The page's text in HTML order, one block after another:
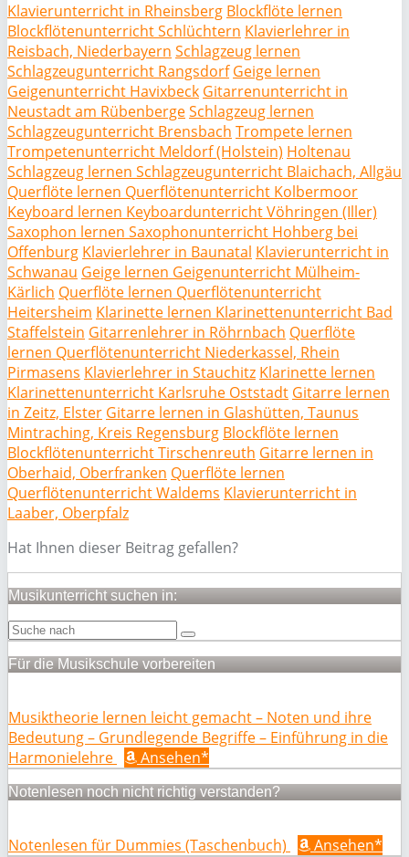
Klavierunterricht in Rheinsberg Blockflöte lernen
Blockflötenunterricht Schlüchtern Klavierlehrer in
Reisbach, Niederbayern Schlagzeug lernen
Schlagzeugunterricht Rangsdorf Geige lernen
Geigenunterricht Havixbeck Gitarrenunterricht in
Neustadt am RübenbergeSchlagzeug lernen
Schlagzeugunterricht Brensbach Trompete lernen
Trompetenunterricht Meldorf (Holstein) Holtenau
Schlagzeug lernen Schlagzeugunterricht Blaichach, Allgäu
Querflöte lernen Querflötenunterricht Kolbermoor
Keyboard lernen Keyboardunterricht Vöhringen (Iller)
Saxophon lernen Saxophonunterricht Hohberg bei
Offenburg Klavierlehrer in Baunatal Klavierunterricht in
Schwanau Geige lernen Geigenunterricht Mülheim-
Kärlich Querflöte lernen Querflötenunterricht
Heitersheim Klarinette lernen Klarinettenunterricht Bad
Staffelstein Gitarrenlehrer in Röhrnbach Querflöte
lernen Querflötenunterricht Niederkassel, Rhein
Pirmasens Klavierlehrer in Stauchitz Klarinette lernen
Klarinettenunterricht Karlsruhe Oststadt Gitarre lernen
in Zeitz, Elster Gitarre lernen in Glashütten, Taunus
Mintraching, Kreis Regensburg Blockflöte lernen
Blockflötenunterricht Tirschenreuth Gitarre lernen in
Oberhaid, Oberfranken Querflöte lernen
Querflötenunterricht Waldems Klavierunterricht in
Laaber, Oberpfalz
Hat Ihnen dieser Beitrag gefallen?
Musikunterricht suchen in:
Für die Musikschule vorbereiten
Musiktheorie lernen leicht gemacht – Noten und ihre
Bedeutung – Grundlegende Begriffe – Einführung in die
Harmonielehre
Ansehen*
Notenlesen noch nicht richtig verstanden?
Notenlesen für Dummies (Taschenbuch) Ansehen*